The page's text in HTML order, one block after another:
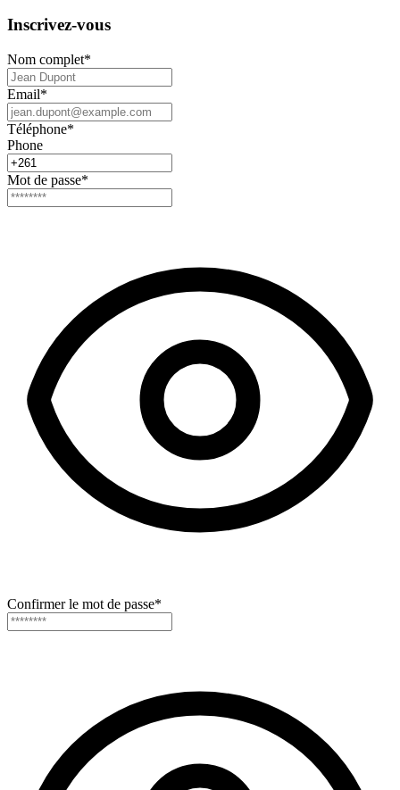
Inscrivez-vous
Nom complet*
Email*
Téléphone*
Phone
Mot de passe*
Confirmer le mot de passe*